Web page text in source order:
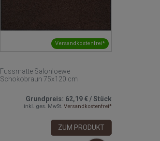
Versandkostenfrei*
Fussmatte Salonloewe
Schokobraun 75x120 cm
Grundpreis: 62,19 €/Stück
inkl. ges. MwSt. Versandkostenfrei*
ZUM PRODUKT